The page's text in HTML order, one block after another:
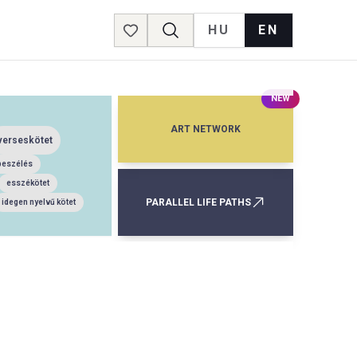
Favorites
HU EN
esszékötet
idegen nyelvű kötet
NEW
ART NETWORK
PARALLEL LIFE PATHS